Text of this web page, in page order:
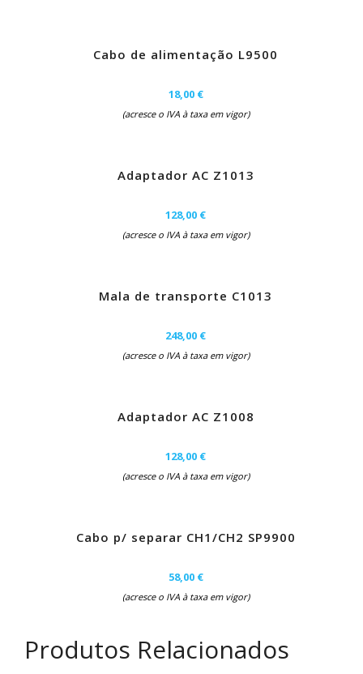
Cabo de alimentação L9500
18,00 €
(acresce o IVA à taxa em vigor)
Adaptador AC Z1013
128,00 €
(acresce o IVA à taxa em vigor)
Mala de transporte C1013
248,00 €
(acresce o IVA à taxa em vigor)
Adaptador AC Z1008
128,00 €
(acresce o IVA à taxa em vigor)
Cabo p/ separar CH1/CH2 SP9900
58,00 €
(acresce o IVA à taxa em vigor)
Produtos Relacionados